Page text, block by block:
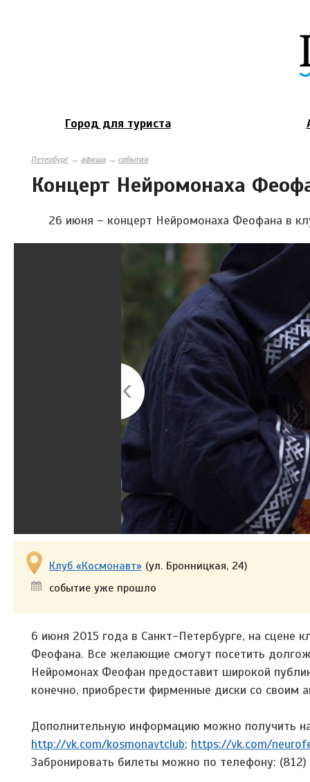
Город для туриста
Петербург→ афиша → события
Концерт Нейромонаха
26 июня – концерт Нейромонаха Феофана в
Клуб «Космонавт» (ул. Бронницкая, 24)
событие уже прошло
6 июня 2015 года в Санкт-Петербурге, на сцене
Феофана. Все желающие смогут посетить
Нейромонах Феофан предоставит широкой
конечно, приобрести фирменные диски со своим
Дополнительную информацию можно получить
http://vk.com/kosmonavtclub; https://vk.com/
Забронировать билеты можно по телефону: